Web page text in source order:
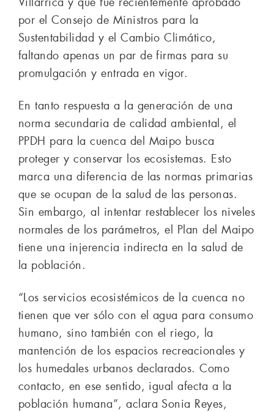
por el Consejo de Ministros para la
Sustentabilidad y el Cambio Climático,
faltando apenas un par de firmas para su
promulgación y entrada en vigor.
En tanto respuesta a la generación de una
norma secundaria de calidad ambiental, el
PPDH para la cuenca del Maipo busca
proteger y conservar los ecosistemas. Esto
marca una diferencia de las normas primarias
que se ocupan de la salud de las personas.
Sin embargo, al intentar restablecer los niveles
normales de los parámetros, el Plan del Maipo
tiene una injerencia indirecta en la salud de
la población.
“Los servicios ecosistémicos de la cuenca no
tienen que ver sólo con el agua para consumo
humano, sino también con el riego, la
mantención de los espacios recreacionales y
los humedales urbanos declarados. Como
contacto, en ese sentido, igual afecta a la
población humana”, aclara Sonia Reyes,